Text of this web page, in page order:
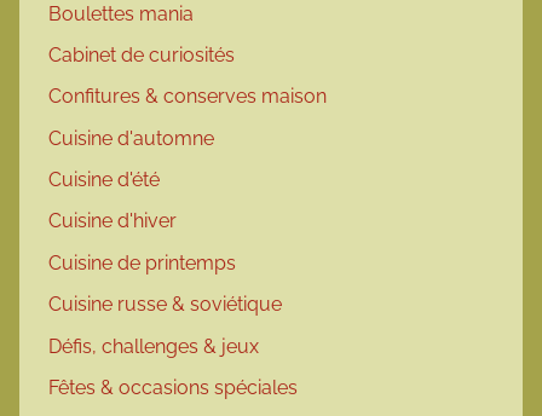
Boulettes mania
Cabinet de curiosités
Confitures & conserves maison
Cuisine d'automne
Cuisine d'été
Cuisine d'hiver
Cuisine de printemps
Cuisine russe & soviétique
Défis, challenges & jeux
Fêtes & occasions spéciales